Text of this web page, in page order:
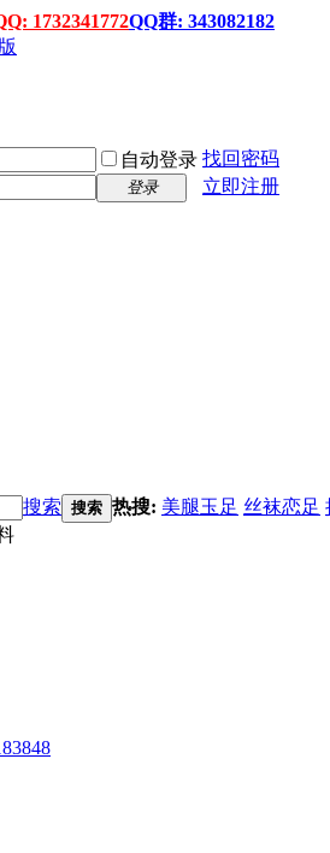
1732341772QQ群: 343082182
自动登录 找回密码
登录
立即注册
搜索 搜索 热搜: 美腿玉足 丝袜恋足